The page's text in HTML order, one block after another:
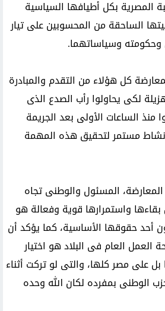
المصرية بكل أطيافها السياسية
الساحقة من المحسوبين على تيار
وحكومته وسياساتهما.
كل هؤلاء من التقدم والمبادرة
لكى يحاولوا رأب الصدع الذى
منذ الساعات الأولى بعد الجريمة
مستمر لتحقيق هذه المهمة
المسئول والوطنى تجاه
واستمرارها قوية وفعالة هو
حقوقها الأساسية، كما يؤكد أن
العام فى البلاد هو اختيار
على مصر كلها، والتى لو تركت أثناء
الوطنى بمفرده لكان الله وحده